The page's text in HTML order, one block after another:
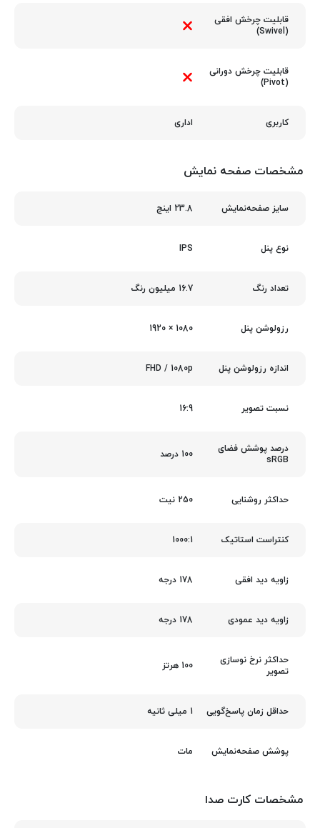
قابلیت چرخش افقی
(Swivel)
قابلیت چرخش دورانی
(Pivot)
کاربری اداری
مشخصات صفحه نمایش
سایز صفحه‌نمایش 23.8 اینچ
نوع پنل IPS
تعداد رنگ 16.7 میلیون رنگ
رزولوشن پنل 1080 × 1920
اندازه رزولوشن پنل FHD / 1080p
نسبت تصویر 16:9
درصد پوشش فضای
sRGB
100 درصد
حداکثر روشنایی 250 نیت
کنتراست استاتیک 1000:1
زاویه دید افقی 178 درجه
زاویه دید عمودی 178 درجه
حداکثر نرخ نوسازی
تصویر
100 هرتز
حداقل زمان پاسخ‌گویی 1 میلی ثانیه
پوشش صفحه‌نمایش مات
مشخصات کارت صدا